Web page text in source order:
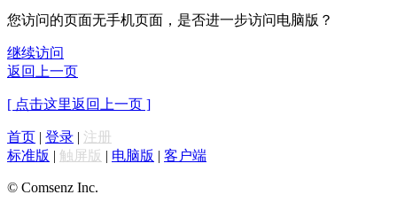
您访问的页面无手机页面，是否进一步访问电脑版？
继续访问
返回上一页
[ 点击这里返回上一页 ]
首页 | 登录 | 注册
标准版 | 触屏版 | 电脑版 | 客户端
© Comsenz Inc.